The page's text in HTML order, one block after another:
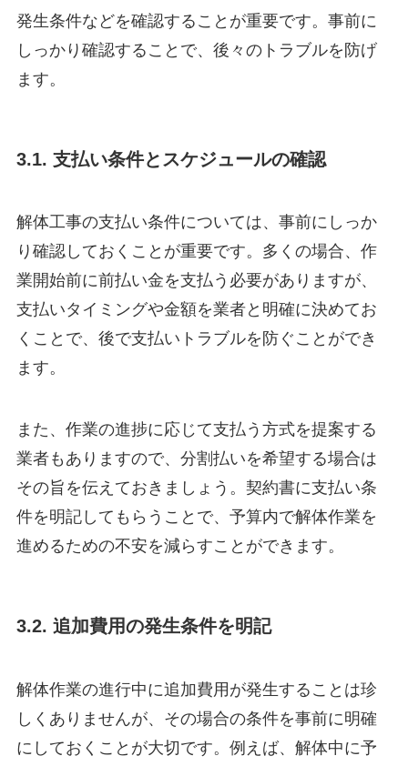
発生条件などを確認することが重要です。事前に
しっかり確認することで、後々のトラブルを防げ
ます。
3.1. 支払い条件とスケジュールの確認
解体工事の支払い条件については、事前にしっか
り確認しておくことが重要です。多くの場合、作
業開始前に前払い金を支払う必要がありますが、
支払いタイミングや金額を業者と明確に決めてお
くことで、後で支払いトラブルを防ぐことができ
ます。
また、作業の進捗に応じて支払う方式を提案する
業者もありますので、分割払いを希望する場合は
その旨を伝えておきましょう。契約書に支払い条
件を明記してもらうことで、予算内で解体作業を
進めるための不安を減らすことができます。
3.2. 追加費用の発生条件を明記
解体作業の進行中に追加費用が発生することは珍
しくありませんが、その場合の条件を事前に明確
にしておくことが大切です。例えば、解体中に予